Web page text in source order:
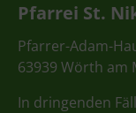
Pfarrei St.
Pfarrer-Adam-
63939 Wörth am
In dringenden